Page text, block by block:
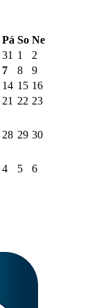
Pá So Ne
31 1
2
7 8
9
14 15 16
21 22 23
28 29 30
4 5 6